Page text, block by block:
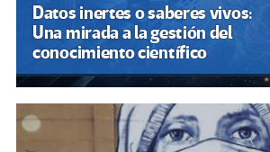
Datos inertes o saberes vivos:
Una mirada a la gestión del
conocimiento científico